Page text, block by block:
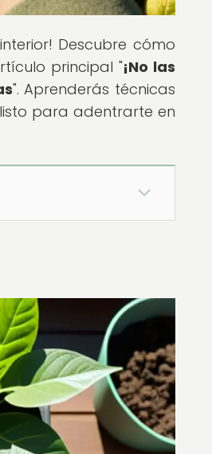
Descubre cómo
principal "¡No las
". Aprenderás técnicas
para adentrarte en